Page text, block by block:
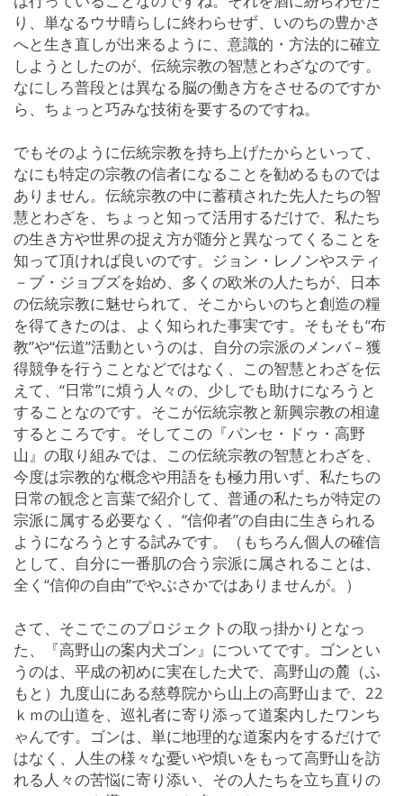
り、単なるウサ晴らしに終わらせず、いのちの豊かさ
へと生き直しが出来るように、意識的・方法的に確立
しようとしたのが、伝統宗教の智慧とわざなのです。
なにしろ普段とは異なる脳の働き方をさせるのですか
ら、ちょっと巧みな技術を要するのですね。
でもそのように伝統宗教を持ち上げたからといって、
なにも特定の宗教の信者になることを勧めるものでは
ありません。伝統宗教の中に蓄積された先人たちの智
慧とわざを、ちょっと知って活用するだけで、私たち
の生き方や世界の捉え方が随分と異なってくることを
知って頂ければ良いのです。ジョン・レノンやスティ
－ブ・ジョブズを始め、多くの欧米の人たちが、日本
の伝統宗教に魅せられて、そこからいのちと創造の糧
を得てきたのは、よく知られた事実です。そもそも“布
教”や“伝道”活動というのは、自分の宗派のメンバ－獲
得競争を行うことなどではなく、この智慧とわざを伝
えて、“日常”に煩う人々の、少しでも助けになろうと
することなのです。そこが伝統宗教と新興宗教の相違
するところです。そしてこの『パンセ・ドゥ・高野
山』の取り組みでは、この伝統宗教の智慧とわざを、
今度は宗教的な概念や用語をも極力用いず、私たちの
日常の観念と言葉で紹介して、普通の私たちが特定の
宗派に属する必要なく、“信仰者”の自由に生きられる
ようになろうとする試みです。（もちろん個人の確信
として、自分に一番肌の合う宗派に属されることは、
全く“信仰の自由”でやぶさかではありませんが。）
さて、そこでこのプロジェクトの取っ掛かりとなっ
た、『高野山の案内犬ゴン』についてです。ゴンとい
うのは、平成の初めに実在した犬で、高野山の麓（ふ
もと）九度山にある慈尊院から山上の高野山まで、22
ｋｍの山道を、巡礼者に寄り添って道案内したワンち
ゃんです。ゴンは、単に地理的な道案内をするだけで
はなく、人生の様々な憂いや煩いをもって高野山を訪
れる人々の苦悩に寄り添い、その人たちを立ち直りの